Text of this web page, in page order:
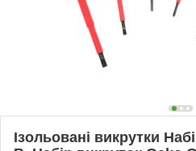
Ізольовані викрутки